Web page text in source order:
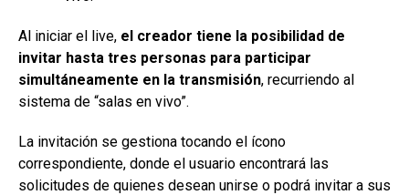
Al iniciar el live, el creador tiene la posibilidad de
invitar hasta tres personas para participar
simultáneamente en la transmisión, recurriendo al
sistema de “salas en vivo”.
La invitación se gestiona tocando el ícono
correspondiente, donde el usuario encontrará las
solicitudes de quienes desean unirse o podrá invitar a sus